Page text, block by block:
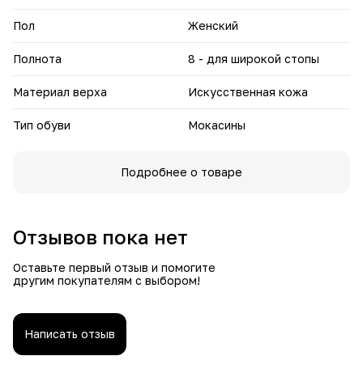
Пол Женский
Полнота 8 - для широкой стопы
Материал верха Искусственная кожа
Тип обуви Мокасины
Подробнее о товаре
Отзывов пока нет
Оставьте первый отзыв и помогите
другим покупателям с выбором!
Написать отзыв